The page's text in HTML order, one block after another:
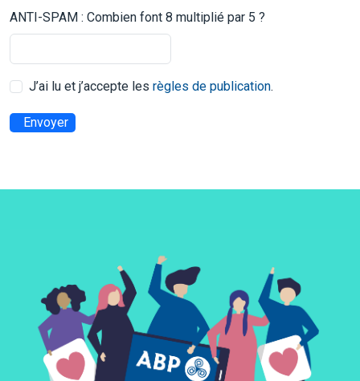
ANTI-SPAM : Combien font 8 multiplié par 5 ?
J’ai lu et j’accepte les règles de publication.
Envoyer